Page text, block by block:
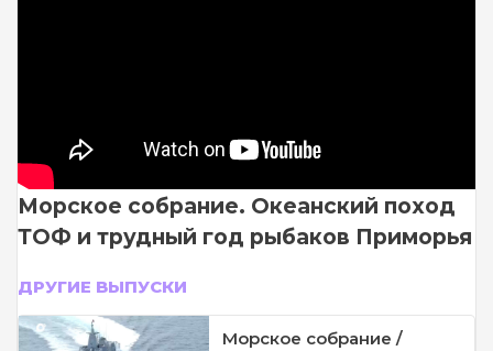
Морское собрание. Океанский поход
ТОФ и трудный год рыбаков Приморья
ДРУГИЕ ВЫПУСКИ
Морское собрание /